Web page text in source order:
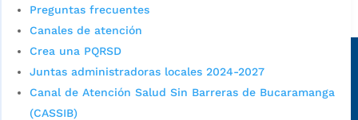
Preguntas frecuentes
Canales de atención
Crea una PQRSD
Juntas administradoras locales 2024-2027
Canal de Atención Salud Sin Barreras de Bucaramanga
(CASSIB)
Alcaldía de Bucaramanga
Sede principal